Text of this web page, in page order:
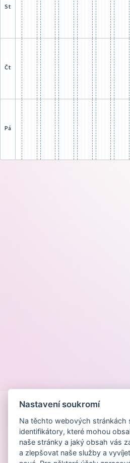
st
čt
pá
Nastavení soukromí
Na těchto webových stránkách
identifikátory, které mohou
naše stránky a jaký obsah vás
a zlepšovat naše služby a